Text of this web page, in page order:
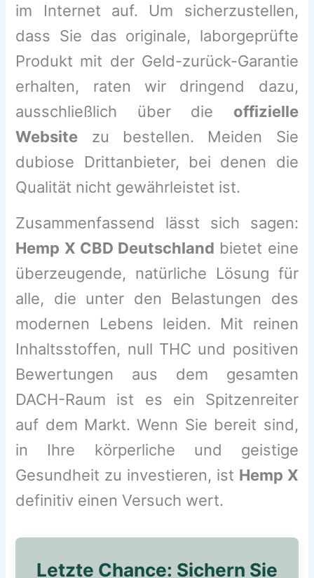
im Internet auf. Um sicherzustellen,
dass Sie das originale, laborgeprüfte
Produkt mit der Geld-zurück-Garantie
erhalten, raten wir dringend dazu,
ausschließlich über die offizielle
Website zu bestellen. Meiden Sie
dubiose Drittanbieter, bei denen die
Qualität nicht gewährleistet ist.
Zusammenfassend lässt sich sagen:
Hemp X CBD Deutschland bietet eine
überzeugende, natürliche Lösung für
alle, die unter den Belastungen des
modernen Lebens leiden. Mit reinen
Inhaltsstoffen, null THC und positiven
Bewertungen aus dem gesamten
DACH-Raum ist es ein Spitzenreiter
auf dem Markt. Wenn Sie bereit sind,
in Ihre körperliche und geistige
Gesundheit zu investieren, ist Hemp X
definitiv einen Versuch wert.
Letzte Chance: Sichern Sie